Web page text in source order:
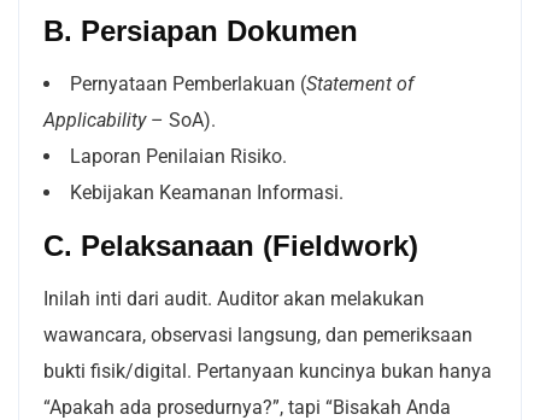
B. Persiapan Dokumen
Pernyataan Pemberlakuan (Statement of
Applicability– SoA).
Laporan Penilaian Risiko.
Kebijakan Keamanan Informasi.
C. Pelaksanaan (Fieldwork)
Inilah inti dari audit. Auditor akan melakukan
wawancara, observasi langsung, dan pemeriksaan
bukti fisik/digital. Pertanyaan kuncinya bukan hanya
“Apakah ada prosedurnya?”, tapi “Bisakah Anda